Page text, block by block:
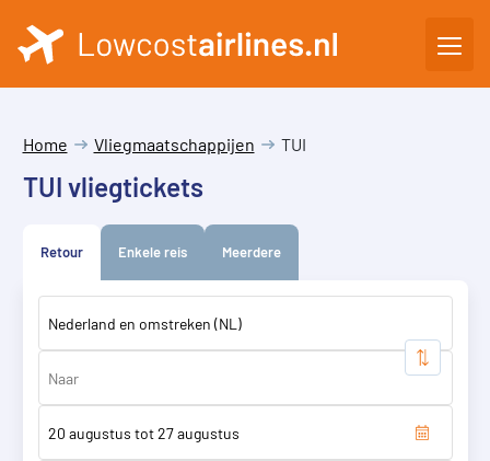
Home Vliegmaatschappijen TUI
TUI vliegtickets
Retour Enkele reis Meerdere